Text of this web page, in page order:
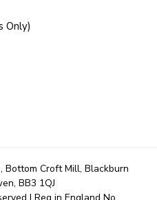
Only)
Bottom Croft Mill, Blackburn
BB3 1QJ